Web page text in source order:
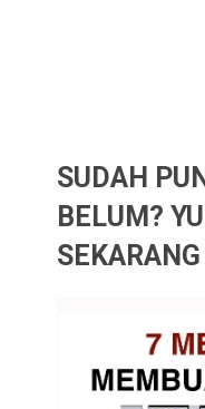
SUDAH
BELUM?
SEKARANG